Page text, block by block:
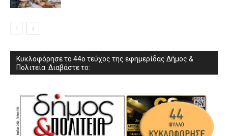
Κυκλοφόρησε το 44ο τεύχος της εφημερίδας Δήμος &
Πολιτεία. Διαβάστε το: